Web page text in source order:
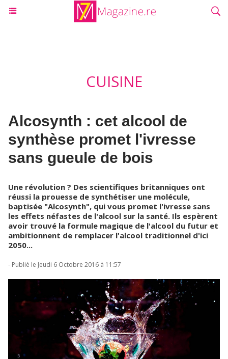
CUISINE
Alcosynth : cet alcool de
synthèse promet l'ivresse
sans gueule de bois
Une révolution ? Des scientifiques britanniques ont
réussi la prouesse de synthétiser une molécule,
baptisée "Alcosynth", qui vous promet l'ivresse sans
les effets néfastes de l'alcool sur la santé. Ils espèrent
avoir trouvé la formule magique de l'alcool du futur et
ambitionnent de remplacer l'alcool traditionnel d'ici
2050...
- Publié le Jeudi 6 Octobre 2016 à 11:57